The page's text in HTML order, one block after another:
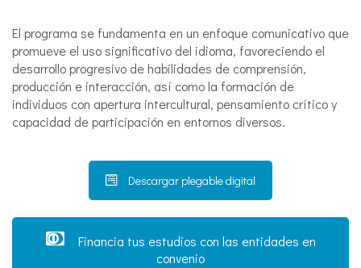
El programa se fundamenta en un enfoque comunicativo que
promueve el uso significativo del idioma, favoreciendo el
desarrollo progresivo de habilidades de comprensión,
producción e interacción, así como la formación de
individuos con apertura intercultural, pensamiento crítico y
capacidad de participación en entornos diversos.
Descargar plegable digital
Financia tus estudios con las entidades en
convenio